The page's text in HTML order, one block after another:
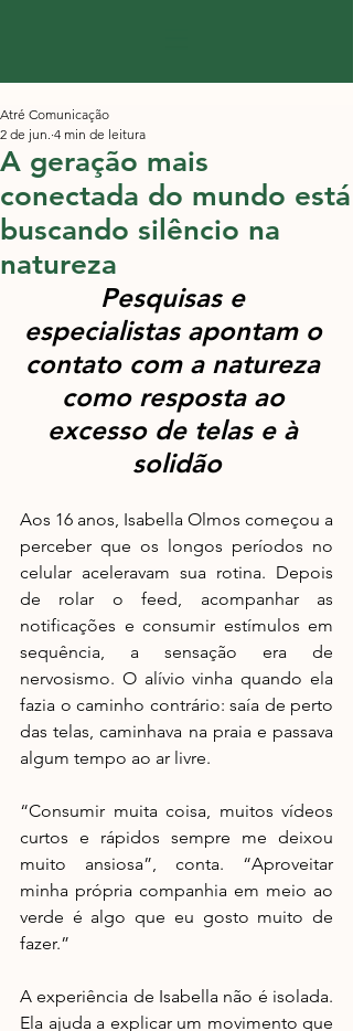
A geração mais
conectada do mundo está
buscando silêncio na
natureza
Atré Comunicação
2 de jun. 4 min de leitura
Pesquisas e
especialistas apontam o
contato com a natureza
como resposta ao
excesso de telas e à
solidão
Aos 16 anos, Isabella Olmos começou a
perceber que os longos períodos no
celular aceleravam sua rotina. Depois
de rolar o feed, acompanhar as
notificações e consumir estímulos em
sequência, a sensação era de
nervosismo. O alívio vinha quando ela
fazia o caminho contrário: saía de perto
das telas, caminhava na praia e passava
algum tempo ao ar livre.
“Consumir muita coisa, muitos vídeos
curtos e rápidos sempre me deixou
muito ansiosa”, conta. “Aproveitar
minha própria companhia em meio ao
verde é algo que eu gosto muito de
fazer.”
A experiência de Isabella não é isolada.
Ela ajuda a explicar um movimento que